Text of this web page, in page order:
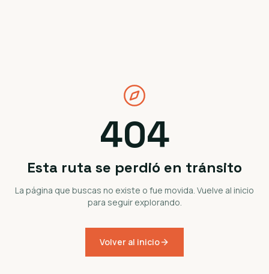
404
Esta ruta se perdió en tránsito
La página que buscas no existe o fue movida. Vuelve al inicio
para seguir explorando.
Volver al inicio